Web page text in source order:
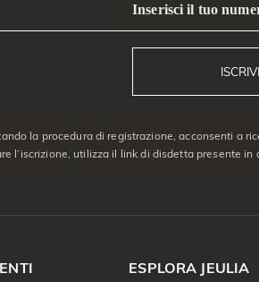
Inserisci il tuo
la procedura di registrazione, acconsenti a
l’iscrizione, utilizza il link di disdetta presente
ESPLORA JEULIA